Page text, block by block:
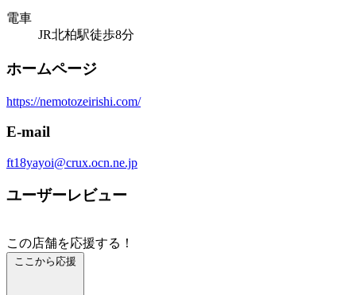
電車
JR北柏駅徒歩8分
ホームページ
https://nemotozeirishi.com/
E-mail
ft18yayoi@crux.ocn.ne.jp
ユーザーレビュー
この店舗を応援する！
ここから応援